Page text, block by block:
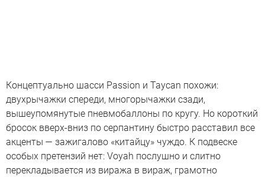
Концептуально шасси Passion и Taycan похожи:
двухрычажки спереди, многорычажки сзади,
вышеупомянутые пневмобаллоны по кругу. Но короткий
бросок вверх-вниз по серпантину быстро расставил все
акценты — зажигалово «китайцу» чуждо. К подвеске
особых претензий нет: Voyah послушно и слитно
перекладывается из виража в вираж, грамотно